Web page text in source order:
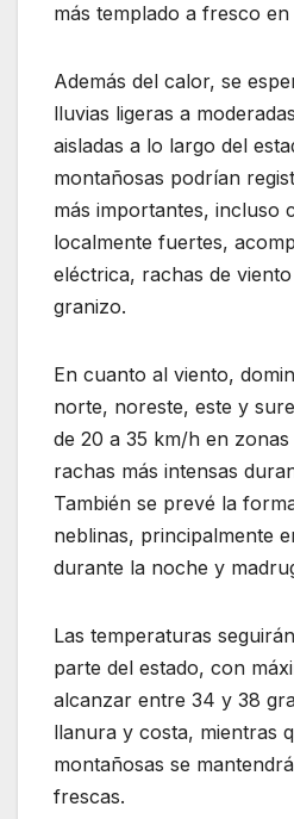
más templado a fresco en
Además del calor, se
lluvias ligeras a
aisladas a lo largo del
montañosas podrían
más importantes, incluso
localmente fuertes,
eléctrica, rachas de
granizo.
En cuanto al viento,
norte, noreste, este y
de 20 a 35 km/h en
rachas más intensas
También se prevé la
neblinas, principalmente
durante la noche y
Las temperaturas
parte del estado, con
alcanzar entre 34 y 38
llanura y costa, mientras
montañosas se
frescas.